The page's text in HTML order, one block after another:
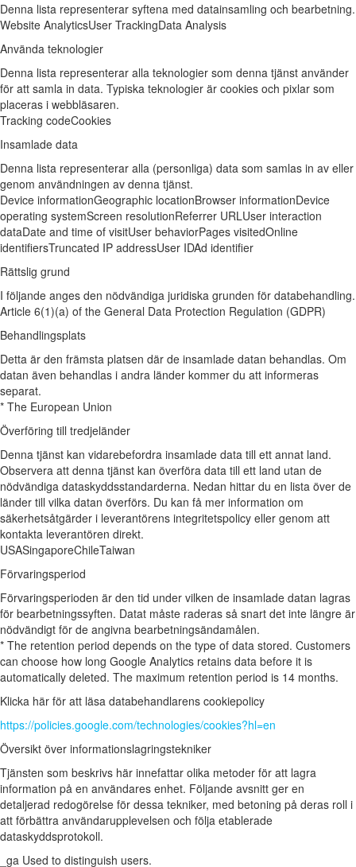
Denna lista representerar syftena med datainsamling och bearbetning.
Website AnalyticsUser TrackingData Analysis
Använda teknologier
Denna lista representerar alla teknologier som denna tjänst använder
för att samla in data. Typiska teknologier är cookies och pixlar som
placeras i webbläsaren.
Tracking codeCookies
Insamlade data
Denna lista representerar alla (personliga) data som samlas in av eller
genom användningen av denna tjänst.
Device informationGeographic locationBrowser informationDevice
operating systemScreen resolutionReferrer URLUser interaction
dataDate and time of visitUser behaviorPages visitedOnline
identifiersTruncated IP addressUser IDAd identifier
Rättslig grund
I följande anges den nödvändiga juridiska grunden för databehandling.
Article 6(1)(a) of the General Data Protection Regulation (GDPR)
Behandlingsplats
Detta är den främsta platsen där de insamlade datan behandlas. Om
datan även behandlas i andra länder kommer du att informeras
separat.
* The European Union
Överföring till tredjeländer
Denna tjänst kan vidarebefordra insamlade data till ett annat land.
Observera att denna tjänst kan överföra data till ett land utan de
nödvändiga dataskyddsstandarderna. Nedan hittar du en lista över de
länder till vilka datan överförs. Du kan få mer information om
säkerhetsåtgärder i leverantörens integritetspolicy eller genom att
kontakta leverantören direkt.
USASingaporeChileTaiwan
Förvaringsperiod
Förvaringsperioden är den tid under vilken de insamlade datan lagras
för bearbetningssyften. Datat måste raderas så snart det inte längre är
nödvändigt för de angivna bearbetningsändamålen.
* The retention period depends on the type of data stored. Customers
can choose how long Google Analytics retains data before it is
automatically deleted. The maximum retention period is 14 months.
Klicka här för att läsa databehandlarens cookiepolicy
https://policies.google.com/technologies/cookies?hl=en
Översikt över informationslagringstekniker
Tjänsten som beskrivs här innefattar olika metoder för att lagra
information på en användares enhet. Följande avsnitt ger en
detaljerad redogörelse för dessa tekniker, med betoning på deras roll i
att förbättra användarupplevelsen och följa etablerade
dataskyddsprotokoll.
_ga Used to distinguish users.